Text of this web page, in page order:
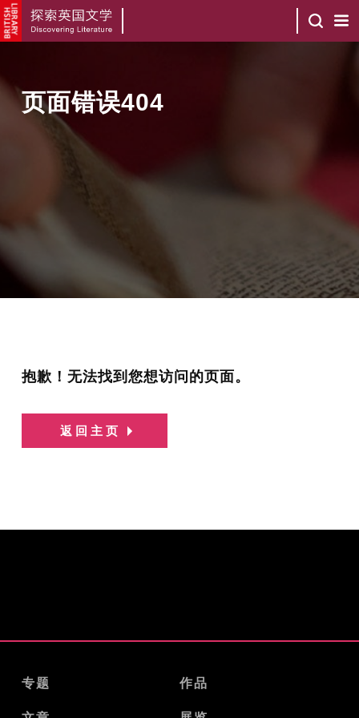
页面错误404
抱歉！无法找到您想访问的页面。
返回主页
专题 作品